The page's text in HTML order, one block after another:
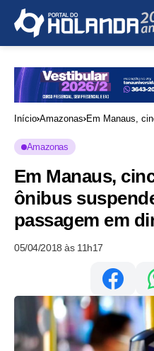
Início Amazonas Em Manaus,
Amazonas
Em Manaus,
ônibus
passagem em
05/04/2018 às 11h17